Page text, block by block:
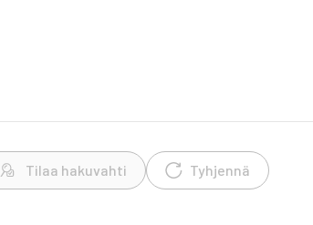
Tilaa hakuvahti Tyhjennä